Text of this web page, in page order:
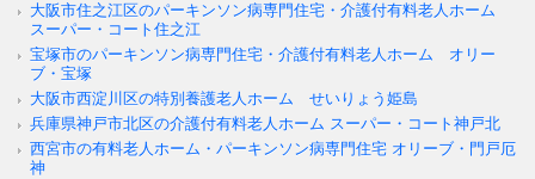
大阪市住之江区のパーキンソン病専門住宅・介護付有料老人ホーム
スーパー・コート住之江
宝塚市のパーキンソン病専門住宅・介護付有料老人ホーム オリー
ブ・宝塚
大阪市西淀川区の特別養護老人ホーム せいりょう姫島
兵庫県神戸市北区の介護付有料老人ホーム スーパー・コート神戸北
西宮市の有料老人ホーム・パーキンソン病専門住宅 オリーブ・門戸厄
神